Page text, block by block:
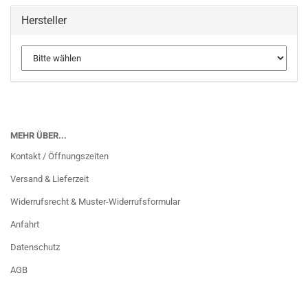
Hersteller
MEHR ÜBER...
Kontakt / Öffnungszeiten
Versand & Lieferzeit
Widerrufsrecht & Muster-Widerrufsformular
Anfahrt
Datenschutz
AGB